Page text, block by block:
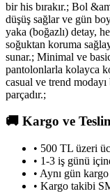
bir his bırakır.; Bol
düşüş sağlar ve gün
yaka (boğazlı) detay,
soğuktan koruma
sunar.; Minimal ve
pantolonlarla kolayca
casual ve trend
parçadır.;
🚚 Kargo ve
• 500 TL üzeri
• 1-3 iş günü
• Aynı gün
• Kargo takibi